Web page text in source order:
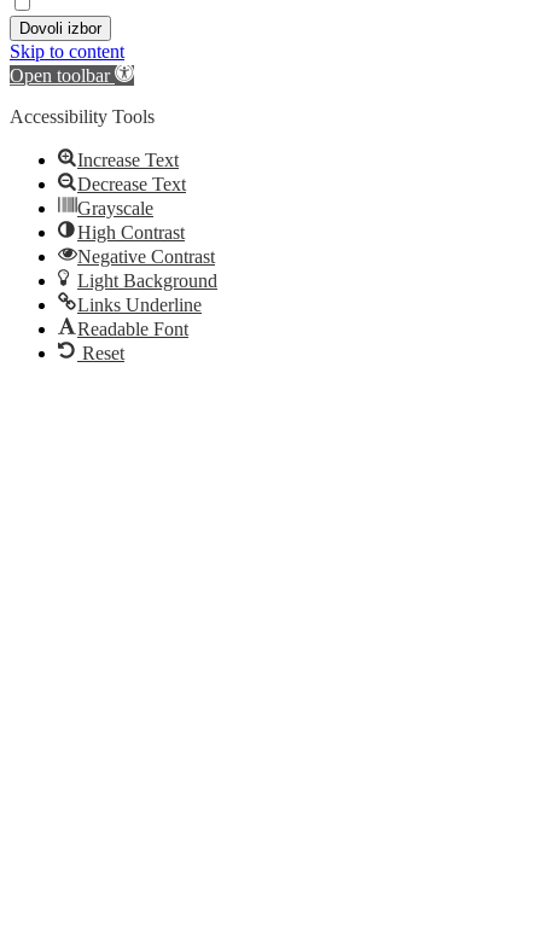
Dovoli izbor
Skip to content
Open toolbar
Accessibility Tools
Increase Text
Decrease Text
Grayscale
High Contrast
Negative Contrast
Light Background
Links Underline
Readable Font
Reset